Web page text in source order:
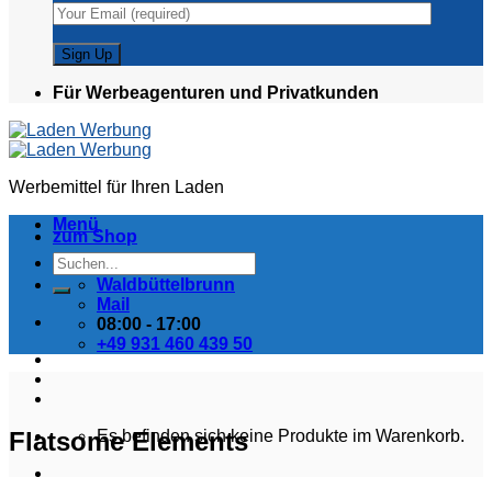
Für Werbeagenturen und Privatkunden
Werbemittel für Ihren Laden
Menü
Suchen
nach:
Es befinden sich keine Produkte im Warenkorb.
zum Shop
Waldbüttelbrunn
Mail
08:00 - 17:00
+49 931 460 439 50
Flatsome Elements